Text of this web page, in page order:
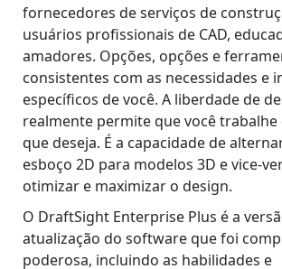
fornecedores de serviços de
usuários profissionais de CAD,
amadores. Opções, opções e
consistentes com as necessidades e
específicos de você. A liberdade de
realmente permite que você trabalhe
que deseja. É a capacidade de
esboço 2D para modelos 3D e vice-
otimizar e maximizar o design.
O DraftSight Enterprise Plus é a
atualização do software que foi
poderosa, incluindo as habilidades e